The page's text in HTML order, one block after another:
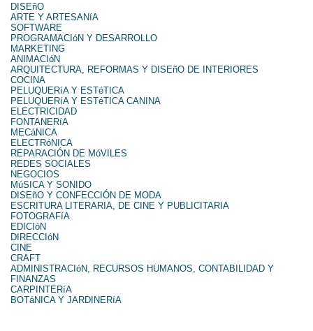
DISEñO
ARTE Y ARTESANíA
SOFTWARE
PROGRAMACIóN Y DESARROLLO
MARKETING
ANIMACIóN
ARQUITECTURA, REFORMAS Y DISEñO DE INTERIORES
COCINA
PELUQUERíA Y ESTéTICA
PELUQUERíA Y ESTéTICA CANINA
ELECTRICIDAD
FONTANERíA
MECáNICA
ELECTRóNICA
REPARACIÓN DE MóVILES
REDES SOCIALES
NEGOCIOS
MúSICA Y SONIDO
DISEñO Y CONFECCIÓN DE MODA
ESCRITURA LITERARIA, DE CINE Y PUBLICITARIA
FOTOGRAFíA
EDICIóN
DIRECCIóN
CINE
CRAFT
ADMINISTRACIóN, RECURSOS HUMANOS, CONTABILIDAD Y
FINANZAS
CARPINTERíA
BOTáNICA Y JARDINERíA